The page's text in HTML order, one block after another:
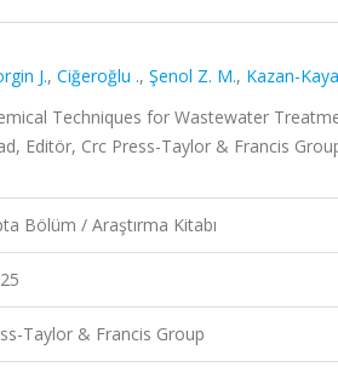
J., Ciğeroğlu ., Şenol Z. M., Kazan-
Techniques for Wastewater
Editör, Crc Press-Taylor & Francis
Bölüm / Araştırma Kitabı
Taylor & Francis Group